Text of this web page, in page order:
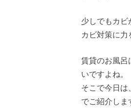
少しでもカ
カビ対策に力
賃貸のお風呂
いですよね。
そこで今日
でご紹介しま